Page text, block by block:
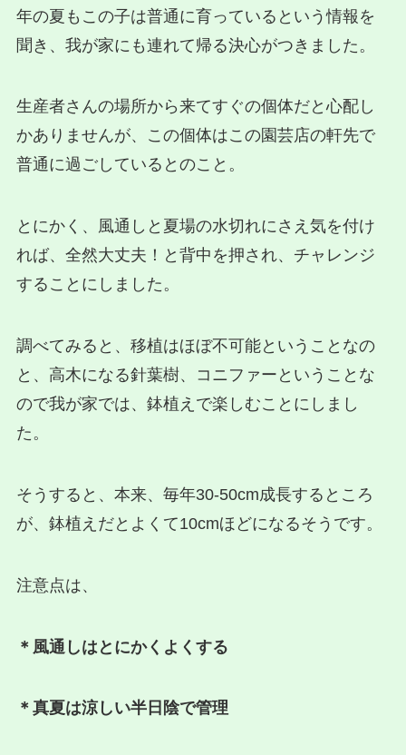
年の夏もこの子は普通に育っているという情報を
聞き、我が家にも連れて帰る決心がつきました。
生産者さんの場所から来てすぐの個体だと心配し
かありませんが、この個体はこの園芸店の軒先で
普通に過ごしているとのこと。
とにかく、風通しと夏場の水切れにさえ気を付け
れば、全然大丈夫！と背中を押され、チャレンジ
することにしました。
調べてみると、移植はほぼ不可能ということなの
と、高木になる針葉樹、コニファーということな
ので我が家では、鉢植えで楽しむことにしまし
た。
そうすると、本来、毎年30-50cm成長するところ
が、鉢植えだとよくて10cmほどになるそうです。
注意点は、
＊風通しはとにかくよくする
＊真夏は涼しい半日陰で管理